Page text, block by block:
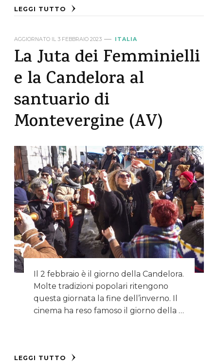
LEGGI TUTTO
AGGIORNATO IL 3 FEBBRAIO 2023 ITALIA
La Juta dei Femminielli
e la Candelora al
santuario di
Montevergine (AV)
Il 2 febbraio è il giorno della Candelora.
Molte tradizioni popolari ritengono
questa giornata la fine dell’inverno. Il
cinema ha reso famoso il giorno della …
LEGGI TUTTO